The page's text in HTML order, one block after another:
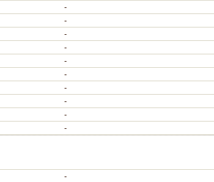
-
-
-
-
-
-
-
-
-
-
-